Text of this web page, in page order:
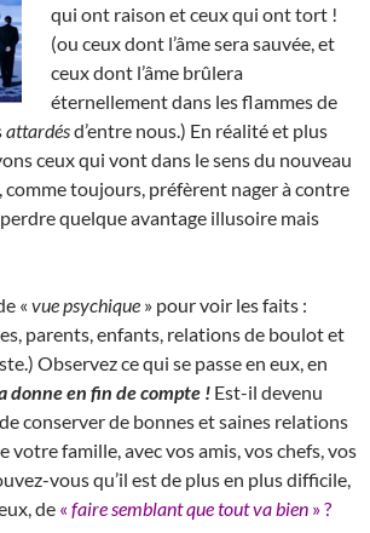
qui ont raison et ceux qui ont tort !
(ou ceux dont l’âme sera sauvée, et
ceux dont l’âme brûlera
éternellement dans les flammes de
attardésd’entre nous.) En réalité et plus
ceux qui vont dans le sens du nouveau
comme toujours, préfèrent nager à contre
quelque avantage illusoire mais
« vue psychique » pour voir les faits :
parents, enfants, relations de boulot et
Observez ce qui se passe en eux, en
donne en fin de compte ! Est-il devenu
conserver de bonnes et saines relations
votre famille, avec vos amis, vos chefs, vos
vous qu’il est de plus en plus difficile,
de « faire semblant que tout va bien » ?